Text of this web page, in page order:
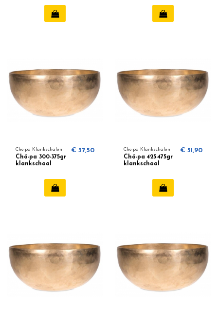
Chö-pa Klankschalen
Chö-pa 300-375gr
klankschaal
€ 37,50 Chö-pa Klankschalen
Chö-pa 425-475gr
klankschaal
€ 51,90